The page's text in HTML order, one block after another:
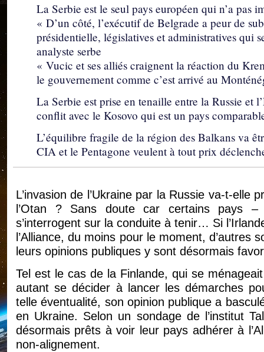
La Serbie est le seul pays européen qui n’a pas
« D’un côté, l’exécutif de Belgrade a peur de
présidentielle, législatives et administratives
analyste serbe
« Vucic et ses alliés craignent la réaction du
le gouvernement comme c’est arrivé au
La Serbie est prise en tenaille entre la Russie et
conflit avec le Kosovo qui est un pays
L’équilibre fragile de la région des Balkans va
CIA et le Pentagone veulent à tout prix
L’invasion de l’Ukraine par la Russie va-t-elle
l’Otan ? Sans doute car certains pays
s’interrogent sur la conduite à tenir… Si
l’Alliance, du moins pour le moment, d’autres
leurs opinions publiques y sont désormais
Tel est le cas de la Finlande, qui se
autant se décider à lancer les démarches
telle éventualité, son opinion publique a
en Ukraine. Selon un sondage de l’institut
désormais prêts à voir leur pays adhérer à
non-alignement.